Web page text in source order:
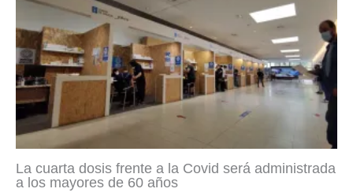
La cuarta dosis frente a la Covid será administrada
a los mayores de 60 años